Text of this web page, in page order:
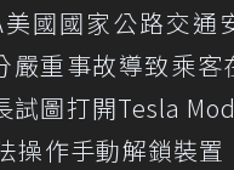
國國家公路交通
重事故導致乘客
圖打開Tesla
操作手動解鎖裝